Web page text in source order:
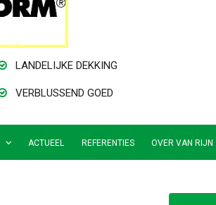
LANDELIJKE DEKKING
VERBLUSSEND GOED
ACTUEEL REFERENTIES OVER VAN RIJN